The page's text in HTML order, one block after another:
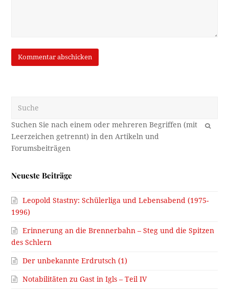
OK
Neueste Beiträge
Leopold Stastny: Schülerliga und Lebensabend (1975-
1996)
Erinnerung an die Brennerbahn – Steg und die Spitzen
des Schlern
Der unbekannte Erdrutsch (1)
Notabilitäten zu Gast in Igls – Teil IV